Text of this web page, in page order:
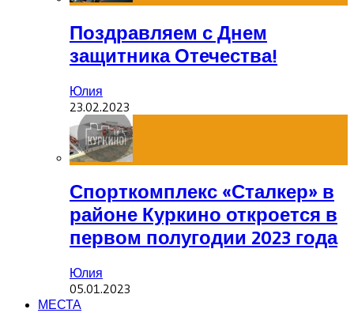
Поздравляем с Днем
защитника Отечества!
Юлия
23.02.2023
Спорткомплекс «Сталкер» в
районе Куркино откроется в
первом полугодии 2023 года
Юлия
05.01.2023
МЕСТА